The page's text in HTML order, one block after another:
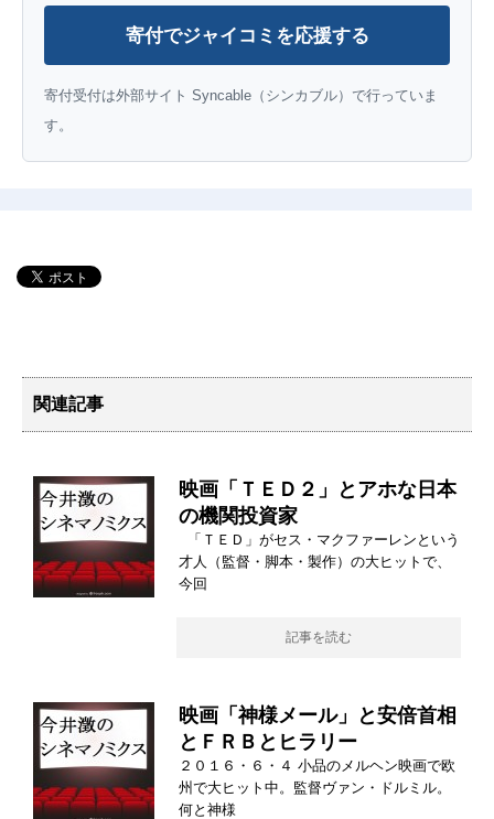
寄付でジャイコミを応援する
寄付受付は外部サイト Syncable（シンカブル）で行っていま
す。
関連記事
映画「ＴＥＤ２」とアホな日本
の機関投資家
「ＴＥＤ」がセス・マクファーレンという
才人（監督・脚本・製作）の大ヒットで、
今回
記事を読む
映画「神様メール」と安倍首相
とＦＲＢとヒラリー
２０１６・６・４ 小品のメルヘン映画で欧
州で大ヒット中。監督ヴァン・ドルミル。
何と神様